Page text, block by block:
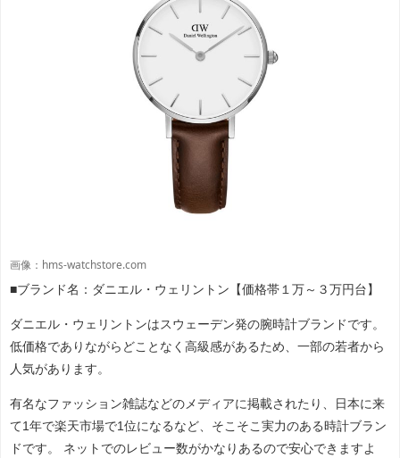
画像：hms-watchstore.com
■ブランド名：ダニエル・ウェリントン【価格帯１万～３万円台】
ダニエル・ウェリントンはスウェーデン発の腕時計ブランドです。
低価格でありながらどことなく高級感があるため、一部の若者から
人気があります。
有名なファッション雑誌などのメディアに掲載されたり、日本に来
て1年で楽天市場で1位になるなど、そこそこ実力のある時計ブラン
ドです。 ネットでのレビュー数がかなりあるので安心できますよ